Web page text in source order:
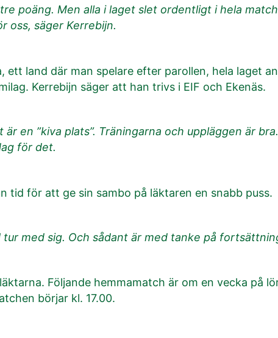
poäng. Men alla i laget slet ordentligt i hela
oss, säger Kerrebijn.
ett land där man spelare efter parollen, hela laget
Kerrebijn säger att han trivs i EIF och Ekenäs.
en ”kiva plats”. Träningarna och uppläggen är
för det.
tid för att ge sin sambo på läktaren en snabb puss.
tur med sig. Och sådant är med tanke på
Följande hemmamatch är om en vecka på
börjar kl. 17.00.